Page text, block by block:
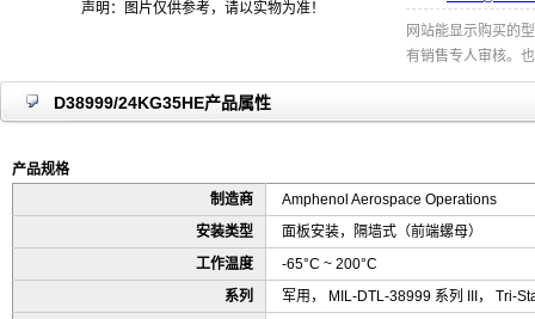
声明：图片仅供参考，请以实物为准！
网站能显示购买的
有销售专人审核。
D38999/24KG35HE产品属性
产品规格
制造商
Amphenol Aerospace Operations
安装类型
面板安装，隔墙式（前端螺母）
工作温度
-65°C ~ 200°C
系列
军用， MIL-DTL-38999 系列 III， Tri-